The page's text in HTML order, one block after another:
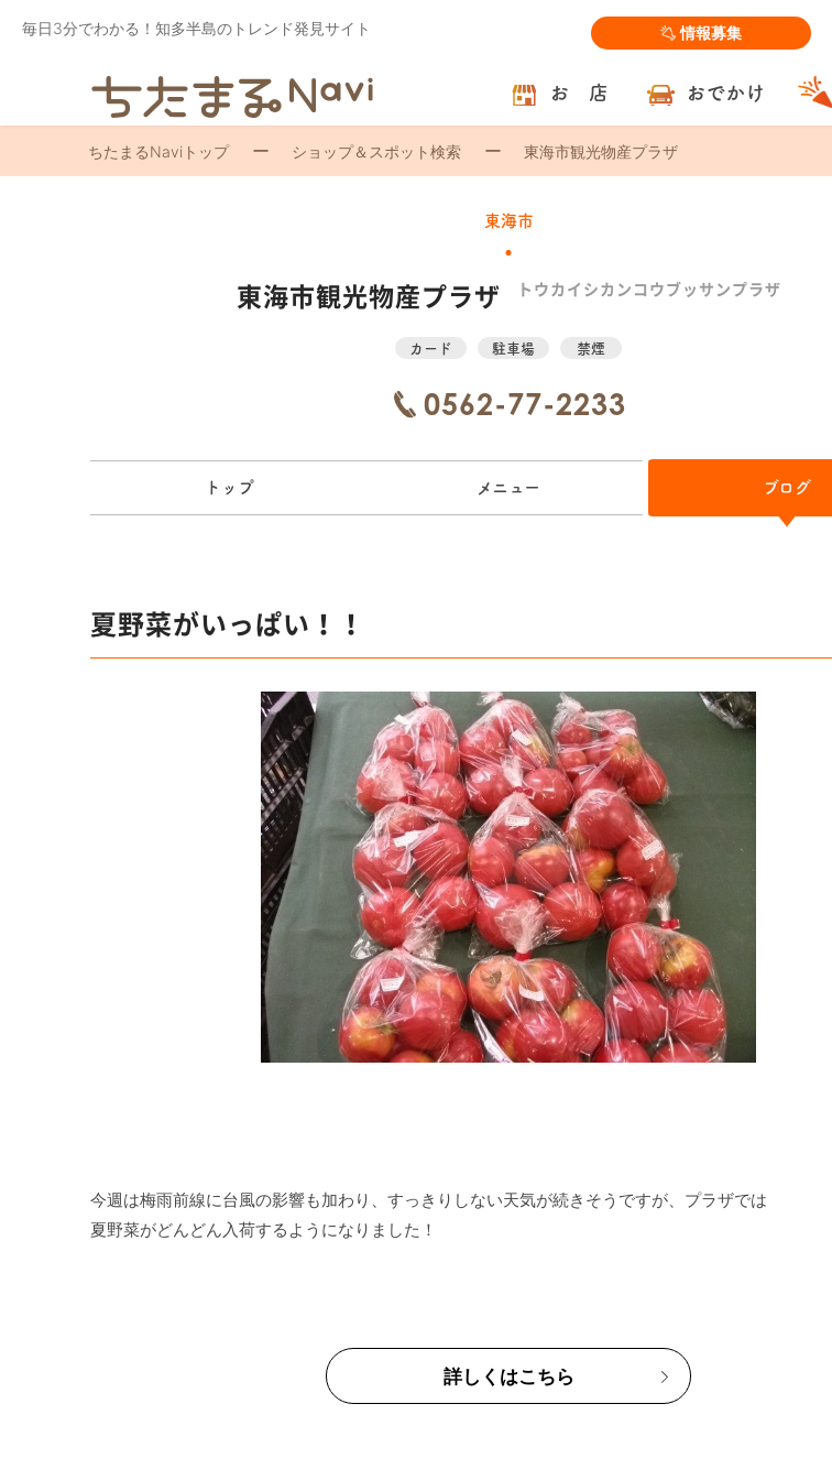
毎日3分でわかる！知多半島のトレンド発見サイト 情報募集
お 店 おでかけ
ちたまるNaviトップ ショップ＆スポット検索 東海市観光物産プラザ
東海市
東海市観光物産プラザ トウカイシカンコウブッサンプラザ
カード 駐車場 禁煙
0562-77-2233
トップ メニュー ブログ
夏野菜がいっぱい！！
今週は梅雨前線に台風の影響も加わり、すっきりしない天気が続きそうですが、プラザでは
詳しくはこちら